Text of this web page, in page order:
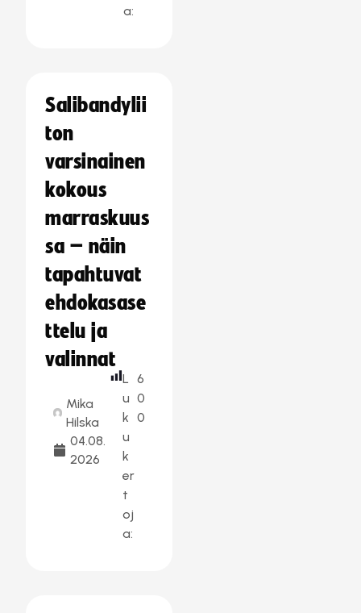
a:
Salibandylii
ton
varsinainen
kokous
marraskuus
sa – näin
tapahtuvat
ehdokasase
ttelu ja
valinnat
Mika
Hilska
04.08.
2026
L
u
k
u
k
er
t
oj
a:
6
0
0